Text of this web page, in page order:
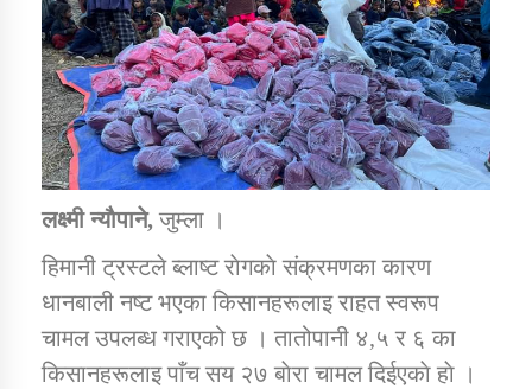
कर्णाली प्रविधि शिक्षालय जुम्लाको सुचना
सामाजिक बिकास कार्यालय जुम्लाकाे सुचना
लक्ष्मी न्याैपाने,जुम्ला ।
हिमानी ट्रस्टले ब्लाष्ट राेगकाे संक्रमणका कारण
धानबाली नष्ट भएका किसानहरूलाइ राहत स्वरूप
चामल उपलब्ध गराएको छ । तातोपानी ४,५ र ६ का
किसानहरूलाइ पाँच सय २७ बाेरा चामल दिईएकाे हाे ।